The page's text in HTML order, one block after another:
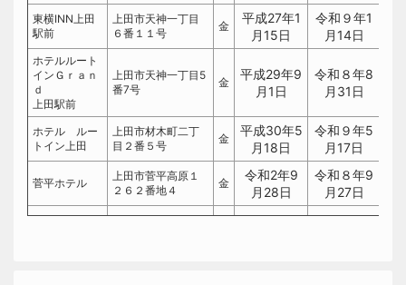
東横INN上田
駅前
上田市天神一丁目
６番１１号
金
平成27年1
月15日
令和９年1
月14日
ホテルルート
インＧｒａｎ
ｄ
上田駅前
上田市天神一丁目5
番7号
金
平成29年9
月1日
令和８年8
月31日
ホテル ルー
トイン上田
上田市材木町二丁
目２番５号
金
平成30年5
月18日
令和９年5
月17日
菅平ホテル
上田市菅平高原１
２６２番地４
金
令和2年9
月28日
令和８年9
月27日